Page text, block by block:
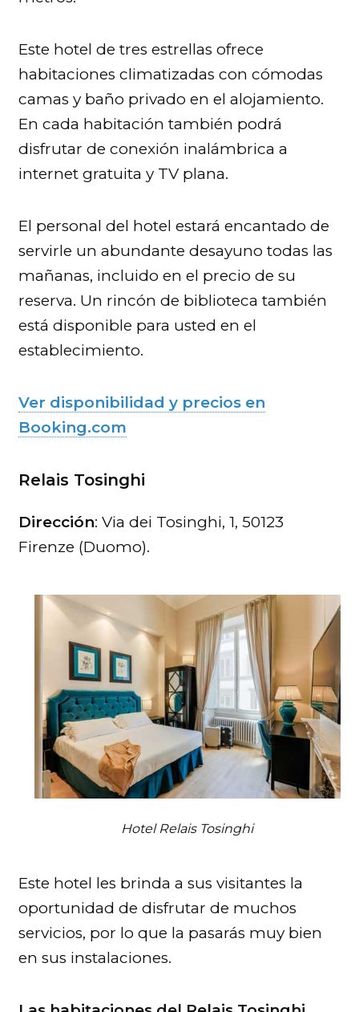
Este hotel de tres estrellas ofrece
habitaciones climatizadas con cómodas
camas y baño privado en el alojamiento.
En cada habitación también podrá
disfrutar de conexión inalámbrica a
internet gratuita y TV plana.
El personal del hotel estará encantado de
servirle un abundante desayuno todas las
mañanas, incluido en el precio de su
reserva. Un rincón de biblioteca también
está disponible para usted en el
establecimiento.
Ver disponibilidad y precios en
Booking.com
Relais Tosinghi
Dirección: Via dei Tosinghi, 1, 50123
Firenze (Duomo).
Hotel Relais Tosinghi
Este hotel les brinda a sus visitantes la
oportunidad de disfrutar de muchos
servicios, por lo que la pasarás muy bien
en sus instalaciones.